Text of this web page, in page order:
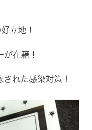
立地！
在籍！
れた感染対策！